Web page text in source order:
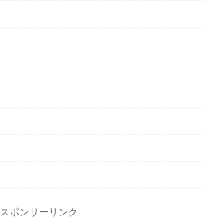
スポンサーリンク